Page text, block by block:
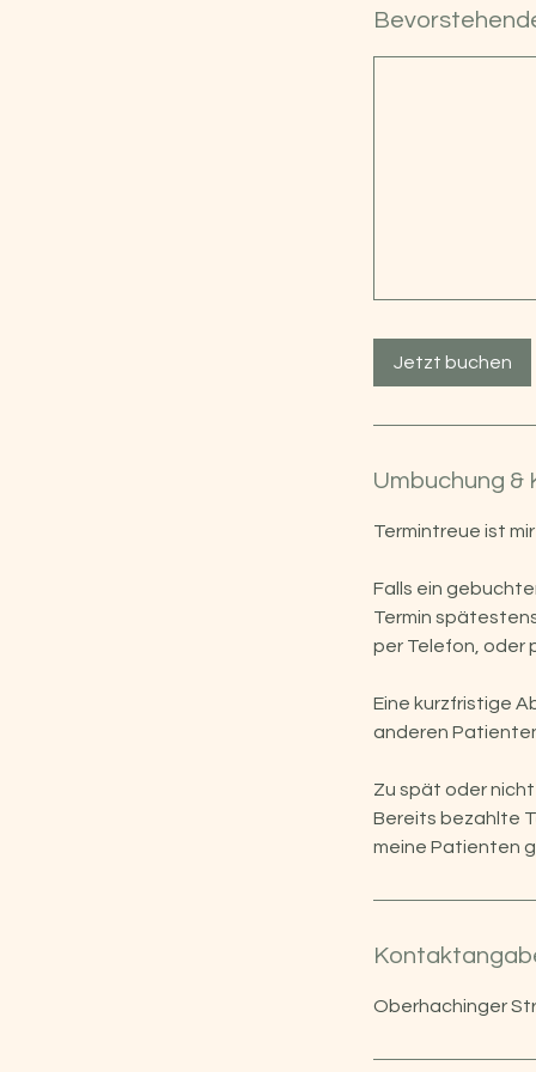
Jetzt buchen
Umbuchung &
Termintreue ist
Falls ein
Termin
per Telefon, oder
Eine kurzfristige
anderen
Zu spät oder
Bereits bezahlte
meine Patienten
Oberhachinger